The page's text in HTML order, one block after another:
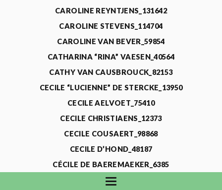
CAROLINE REYNTJENS_131642
CAROLINE STEVENS_114704
CAROLINE VAN BEVER_59854
CATHARINA “RINA” VAESEN_40564
CATHY VAN CAUSBROUCK_82153
CECILE “LUCIENNE” DE STERCKE_13950
CECILE AELVOET_75410
CECILE CHRISTIAENS_12373
CECILE COUSAERT_98868
CECILE D’HOND_48187
CÉCILE DE BAEREMAEKER_6385
CECILE DE WAELE_4731